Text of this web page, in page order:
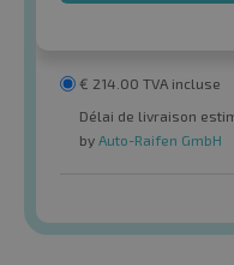
€ 214.00 TVA incluse
Délai de livraison
by Auto-Raifen GmbH